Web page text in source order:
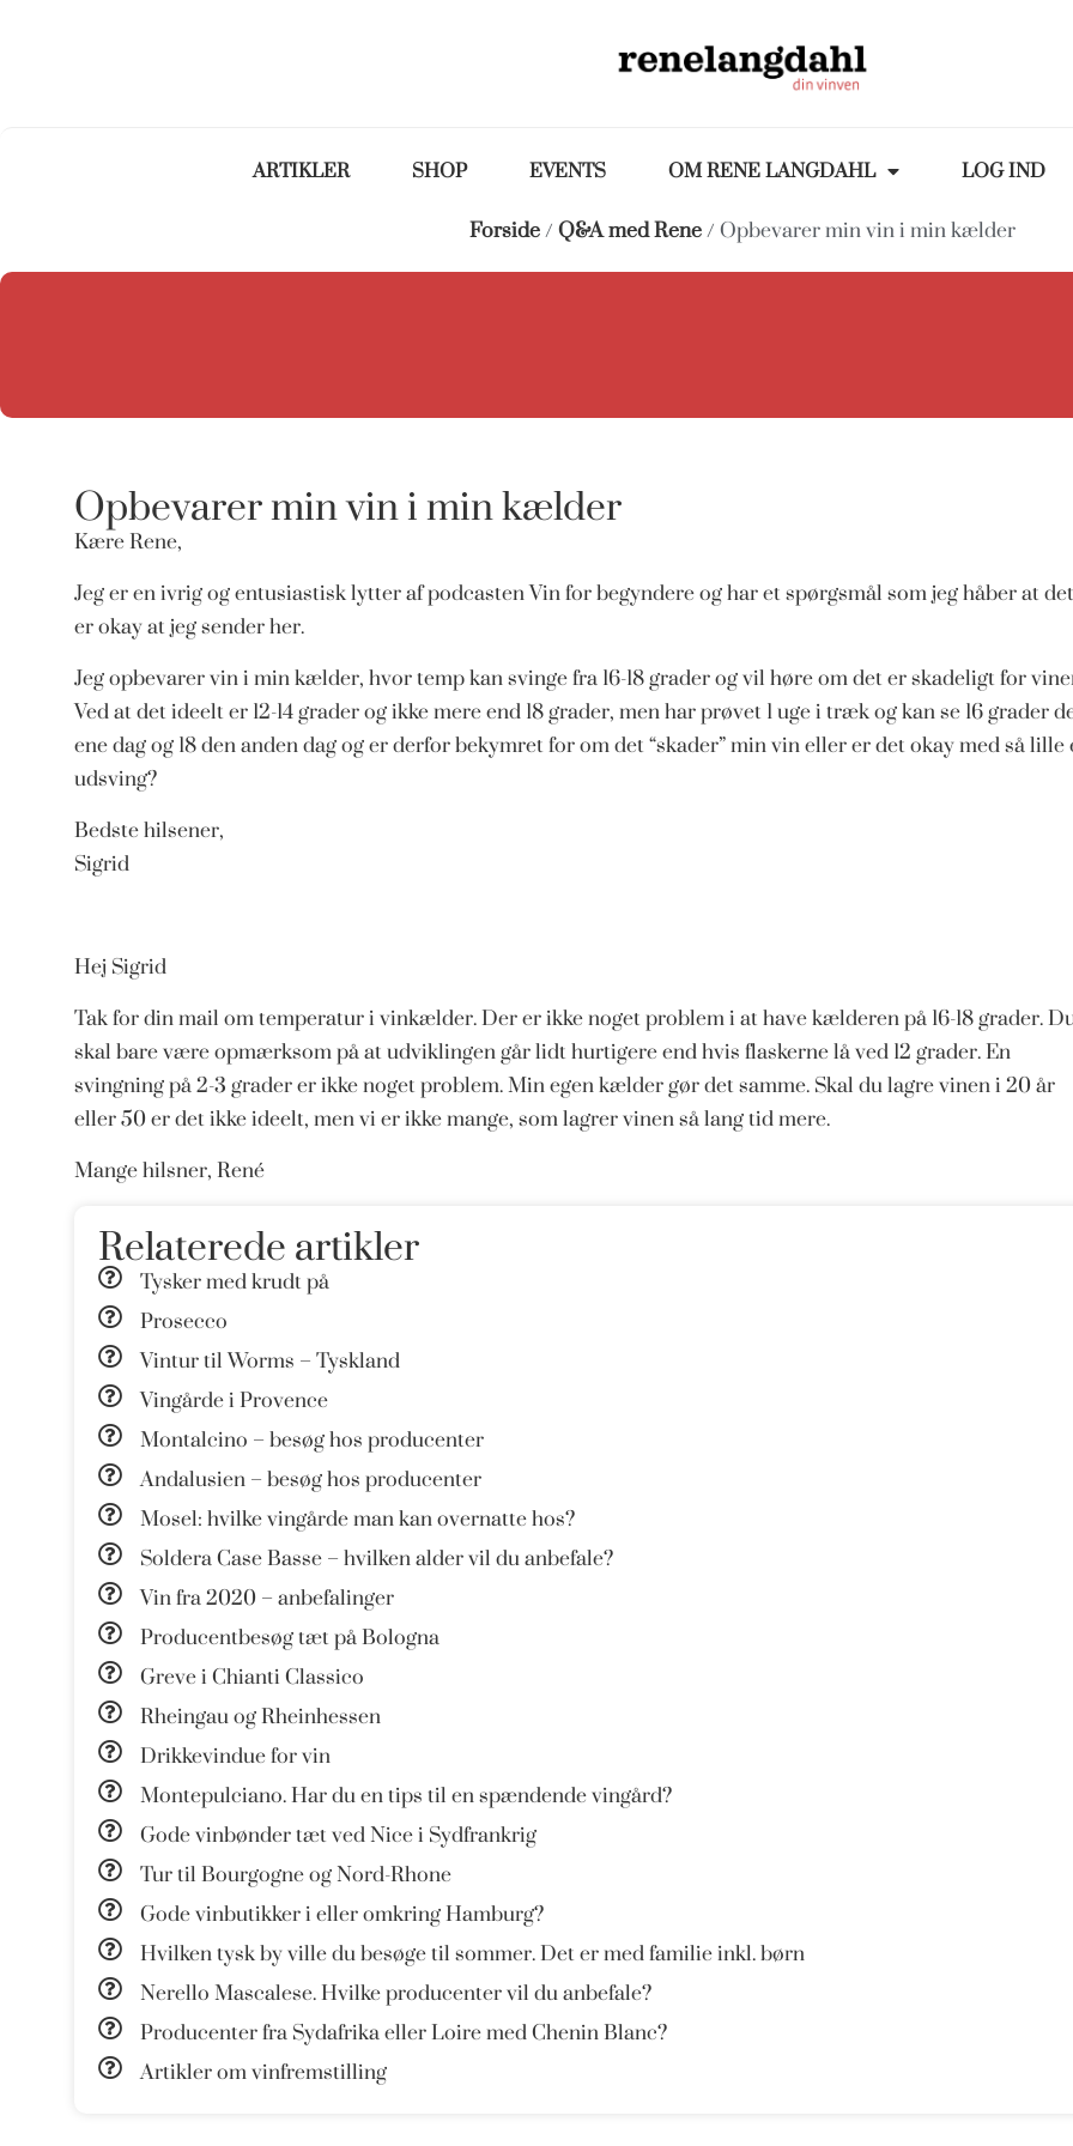
ARTIKLER SHOP EVENTS OM RENE LANGDAHL LOG IND
Forside/ Q&A med Rene/ Opbevarer min vin i min kælder
Opbevarer min vin i min kælder
Kære Rene,
Jeg er en ivrig og entusiastisk lytter af podcasten Vin for begyndere og har et spørgsmål som jeg håber at det
er okay at jeg sender her.
Jeg opbevarer vin i min kælder, hvor temp kan svinge fra 16-18 grader og vil høre om det er skadeligt for
Ved at det ideelt er 12-14 grader og ikke mere end 18 grader, men har prøvet 1 uge i træk og kan se 16 grader
ene dag og 18 den anden dag og er derfor bekymret for om det “skader” min vin eller er det okay med så lille
udsving?
Bedste hilsener,
Sigrid
Hej Sigrid
Tak for din mail om temperatur i vinkælder. Der er ikke noget problem i at have kælderen på 16-18 grader.
skal bare være opmærksom på at udviklingen går lidt hurtigere end hvis flaskerne lå ved 12 grader. En
svingning på 2-3 grader er ikke noget problem. Min egen kælder gør det samme. Skal du lagre vinen i 20 år
eller 50 er det ikke ideelt, men vi er ikke mange, som lagrer vinen så lang tid mere.
Mange hilsner, René
Relaterede artikler
Tysker med krudt på
Prosecco
Vintur til Worms – Tyskland
Vingårde i Provence
Montalcino – besøg hos producenter
Andalusien – besøg hos producenter
Mosel: hvilke vingårde man kan overnatte hos?
Soldera Case Basse – hvilken alder vil du anbefale?
Vin fra 2020 – anbefalinger
Producentbesøg tæt på Bologna
Greve i Chianti Classico
Rheingau og Rheinhessen
Drikkevindue for vin
Montepulciano. Har du en tips til en spændende vingård?
Gode vinbønder tæt ved Nice i Sydfrankrig
Tur til Bourgogne og Nord-Rhone
Gode vinbutikker i eller omkring Hamburg?
Hvilken tysk by ville du besøge til sommer. Det er med familie inkl. børn
Nerello Mascalese. Hvilke producenter vil du anbefale?
Producenter fra Sydafrika eller Loire med Chenin Blanc?
Artikler om vinfremstilling